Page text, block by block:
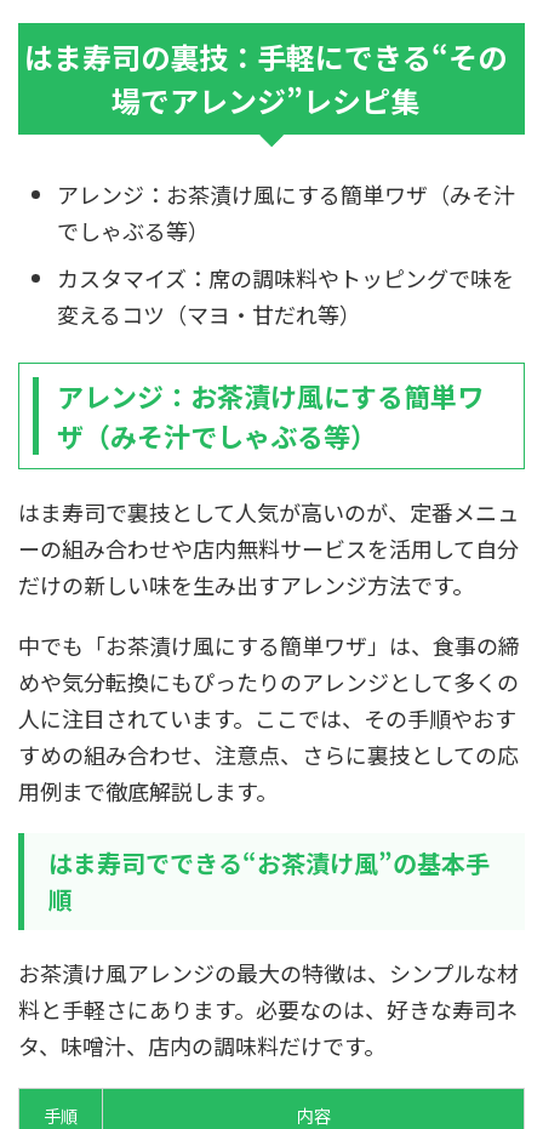
はま寿司の裏技：手軽にできる“その
場でアレンジ”レシピ集
アレンジ：お茶漬け風にする簡単ワザ（みそ汁
でしゃぶる等）
カスタマイズ：席の調味料やトッピングで味を
変えるコツ（マヨ・甘だれ等）
アレンジ：お茶漬け風にする簡単ワ
ザ（みそ汁でしゃぶる等）
はま寿司で裏技として人気が高いのが、定番メニュ
ーの組み合わせや店内無料サービスを活用して自分
だけの新しい味を生み出すアレンジ方法です。
中でも「お茶漬け風にする簡単ワザ」は、食事の締
めや気分転換にもぴったりのアレンジとして多くの
人に注目されています。ここでは、その手順やおす
すめの組み合わせ、注意点、さらに裏技としての応
用例まで徹底解説します。
はま寿司でできる“お茶漬け風”の基本手
順
お茶漬け風アレンジの最大の特徴は、シンプルな材
料と手軽さにあります。必要なのは、好きな寿司ネ
タ、味噌汁、店内の調味料だけです。
手順 内容